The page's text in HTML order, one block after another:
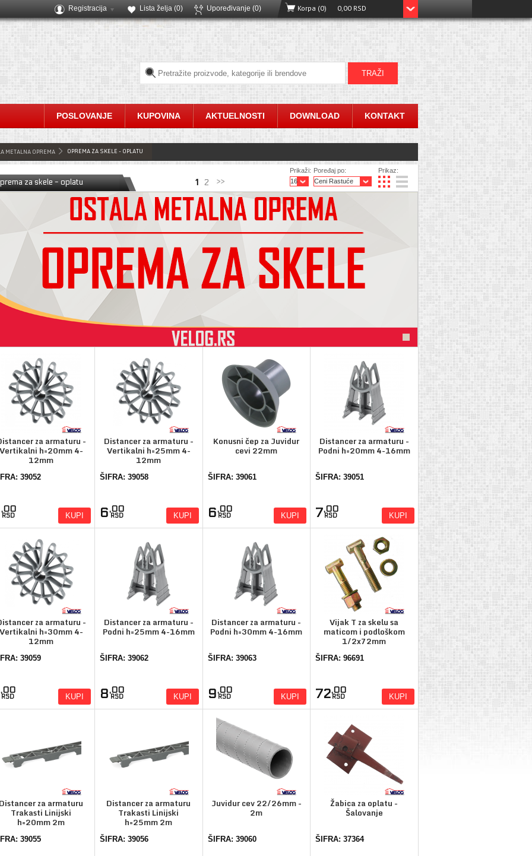
Korpa (0) 0,00 RSD
Upoređivanje (0)
Lista želja (0)
Registracija
POSLOVANJE KUPOVINA AKTUELNOSTI DOWNLOAD KONTAKT
METALNA OPREMA OPREMA ZA SKELE - OPLATU
za skele - oplatu 1 2
Prikaz:
Poređaj po:
Prikaži:
za armaturu -
h=20mm 4-
12mm
39052
,00
RSD KUPI
Distancer za armaturu -
Vertikalni h=25mm 4-
12mm
ŠIFRA: 39058
6,00
RSD KUPI
Konusni čep za Juvidur
cevi 22mm
ŠIFRA: 39061
6,00
RSD KUPI
Distancer za armaturu -
Podni h=20mm 4-16mm
ŠIFRA: 39051
7,00
RSD KUPI
za armaturu -
h=30mm 4-
12mm
39059
,00
RSD KUPI
Distancer za armaturu -
Podni h=25mm 4-16mm
ŠIFRA: 39062
8,00
RSD KUPI
Distancer za armaturu -
Podni h=30mm 4-16mm
ŠIFRA: 39063
9,00
RSD KUPI
Vijak T za skelu sa
maticom i podloškom
1/2x72mm
ŠIFRA: 96691
72,00
RSD KUPI
za armaturu
Trakasti Linijski
h=20mm 2m
39055
Distancer za armaturu
Trakasti Linijski
h=25mm 2m
ŠIFRA: 39056
Juvidur cev 22/26mm -
2m
ŠIFRA: 39060
Žabica za oplatu -
Šalovanje
ŠIFRA: 37364